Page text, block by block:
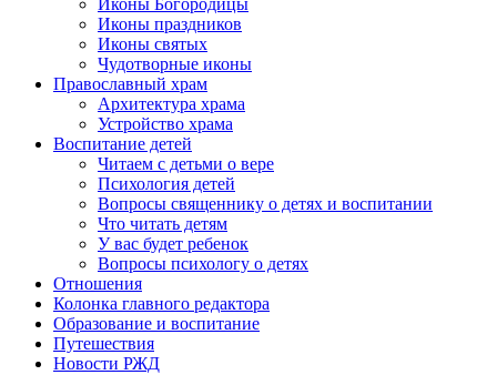
Иконы Богородицы
Иконы праздников
Иконы святых
Чудотворные иконы
Православный храм
Архитектура храма
Устройство храма
Воспитание детей
Читаем с детьми о вере
Психология детей
Вопросы священнику о детях и воспитании
Что читать детям
У вас будет ребенок
Вопросы психологу о детях
Отношения
Колонка главного редактора
Образование и воспитание
Путешествия
Новости РЖД